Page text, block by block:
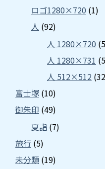
ロゴ1280×720 (1)
人 (92)
人 1280×720
人 1280×731
人 512×512
富士塚 (10)
御朱印 (49)
夏詣 (7)
旅行 (5)
未分類 (19)